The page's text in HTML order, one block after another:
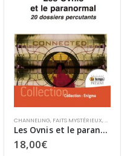
SCIENCE ET PARASCIENCES,SPIRITUALITÉ
CHANNELING, FAITS MYSTÉRIEUX,
Les Ovnis et le paranormal
18,00€